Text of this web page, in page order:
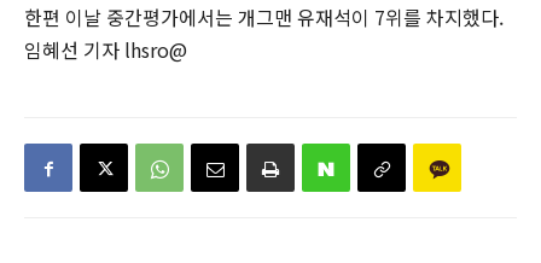
한편 이날 중간평가에서는 개그맨 유재석이 7위를 차지했다.
임혜선 기자 lhsro@